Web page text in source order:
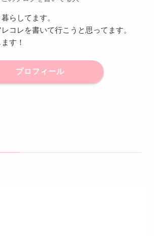
らしてます。
コレを書いて行こうと思ってます。
す！
プロフィール